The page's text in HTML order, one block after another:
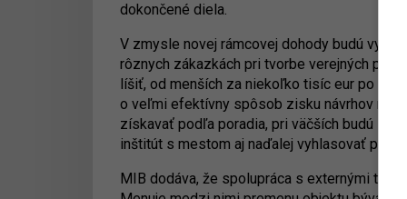
dokončené diela.
V zmysle novej rámcovej dohody budú
rôznych zákazkách pri tvorbe verejných
líšiť, od menších za niekoľko tisíc eur po
o veľmi efektívny spôsob zisku návrhov na
získavať podľa poradia, pri väčších budú
inštitút s mestom aj naďalej vyhlasovať
MIB dodáva, že spolupráca s externými